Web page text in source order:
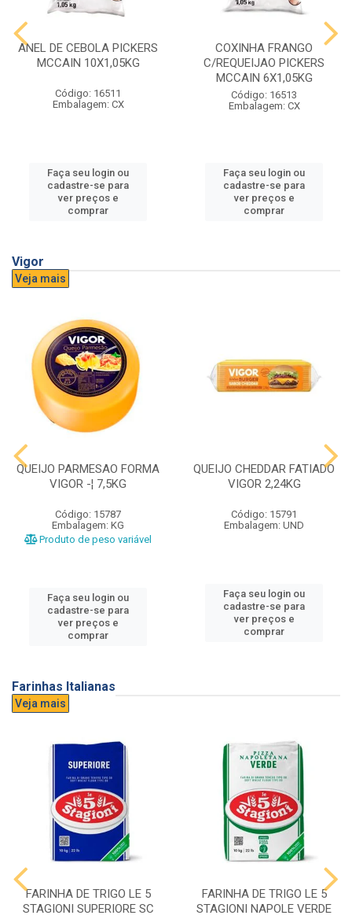
ANEL DE CEBOLA PICKERS
MCCAIN 10X1,05KG
Código: 16511
Embalagem: CX
Faça seu login ou
cadastre-se para
ver preços e
comprar
COXINHA FRANGO
C/REQUEIJAO PICKERS
MCCAIN 6X1,05KG
Código: 16513
Embalagem: CX
Faça seu login ou
cadastre-se para
ver preços e
comprar
Vigor
Veja mais
QUEIJO PARMESAO FORMA
VIGOR -¦ 7,5KG
Código: 15787
Embalagem: KG
Produto de peso variável
Faça seu login ou
cadastre-se para
ver preços e
comprar
QUEIJO CHEDDAR FATIADO
VIGOR 2,24KG
Código: 15791
Embalagem: UND
Faça seu login ou
cadastre-se para
ver preços e
comprar
Farinhas Italianas
Veja mais
FARINHA DE TRIGO LE 5
STAGIONI SUPERIORE SC
FARINHA DE TRIGO LE 5
STAGIONI NAPOLE VERDE